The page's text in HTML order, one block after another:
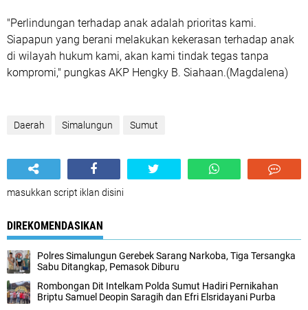
"Perlindungan terhadap anak adalah prioritas kami.
Siapapun yang berani melakukan kekerasan terhadap anak
di wilayah hukum kami, akan kami tindak tegas tanpa
kompromi," pungkas AKP Hengky B. Siahaan.(Magdalena)
Daerah Simalungun Sumut
masukkan script iklan disini
DIREKOMENDASIKAN
Polres Simalungun Gerebek Sarang Narkoba, Tiga Tersangka
Sabu Ditangkap, Pemasok Diburu
Rombongan Dit Intelkam Polda Sumut Hadiri Pernikahan
Briptu Samuel Deopin Saragih dan Efri Elsridayani Purba